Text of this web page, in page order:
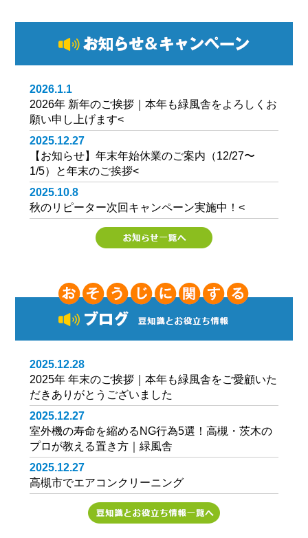
2026.1.1
2026年 新年のご挨拶｜本年も緑風舎をよろしくお
願い申し上げます<
2025.12.27
【お知らせ】年末年始休業のご案内（12/27〜
1/5）と年末のご挨拶<
2025.10.8
秋のリピーター次回キャンペーン実施中！ <
2025.12.28
2025年 年末のご挨拶｜本年も緑風舎をご愛顧いた
だきありがとうございました
2025.12.27
室外機の寿命を縮めるNG行為5選！高槻・茨木の
プロが教える置き方｜緑風舎
2025.12.27
高槻市でエアコンクリーニング